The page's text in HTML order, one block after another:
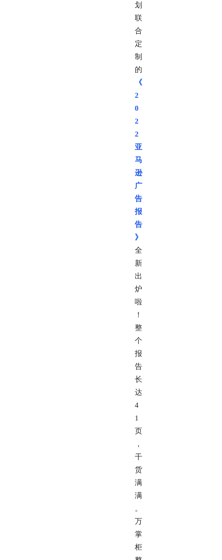
划
联
合
定
制
的
《
2
0
2
2
亚
马
逊
广
告
报
告
》
全
新
出
炉
啦
！
整
个
报
告
长
达
4
1
页
，
干
货
满
满
。
万
掌
柜